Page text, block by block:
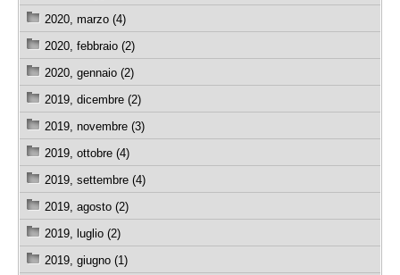
2020, marzo (4)
2020, febbraio (2)
2020, gennaio (2)
2019, dicembre (2)
2019, novembre (3)
2019, ottobre (4)
2019, settembre (4)
2019, agosto (2)
2019, luglio (2)
2019, giugno (1)